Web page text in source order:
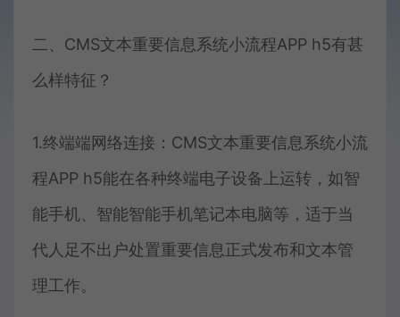
二、CMS文本重要信息系统小流程APP h5有甚
么样特征？
1.终端端网络连接：CMS文本重要信息系统小流
程APP h5能在各种终端电子设备上运转，如智
能手机、智能智能手机笔记本电脑等，适于当
代人足不出户处置重要信息正式发布和文本管
理工作。